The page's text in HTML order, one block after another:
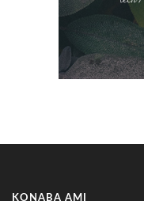
KONABA AMI